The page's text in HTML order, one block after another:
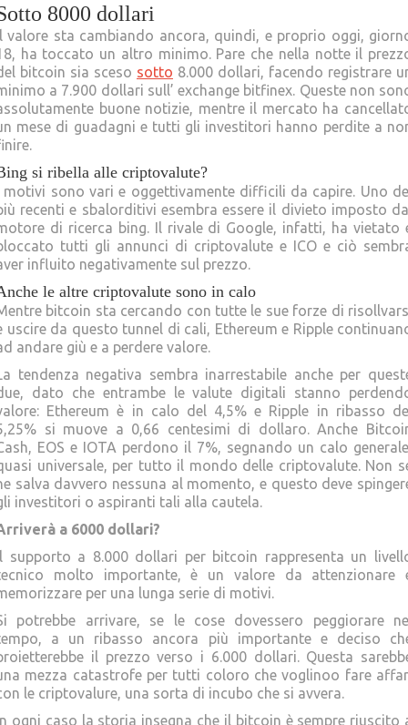
8000 dollari
valore sta cambiando ancora, quindi, e proprio oggi,
ha toccato un altro minimo. Pare che nella notte il
bitcoin sia sceso sotto 8.000 dollari, facendo registrare
a 7.900 dollari sull’ exchange bitfinex. Queste non
buone notizie, mentre il mercato ha
mese di guadagni e tutti gli investitori hanno perdite a
si ribella alle criptovalute?
motivi sono vari e oggettivamente difficili da capire. Uno
recenti e sbalorditivi esembra essere il divieto imposto
di ricerca bing. Il rivale di Google, infatti, ha vietato
tutti gli annunci di criptovalute e ICO e ciò
influito negativamente sul prezzo.
le altre criptovalute sono in calo
bitcoin sta cercando con tutte le sue forze di
uscire da questo tunnel di cali, Ethereum e Ripple
andare giù e a perdere valore.
tendenza negativa sembra inarrestabile anche per
dato che entrambe le valute digitali stanno
Ethereum è in calo del 4,5% e Ripple in ribasso
si muove a 0,66 centesimi di dollaro. Anche
EOS e IOTA perdono il 7%, segnando un calo
universale, per tutto il mondo delle criptovalute. Non
salva davvero nessuna al momento, e questo deve
investitori o aspiranti tali alla cautela.
a 6000 dollari?
supporto a 8.000 dollari per bitcoin rappresenta un
molto importante, è un valore da attenzionare
per una lunga serie di motivi.
potrebbe arrivare, se le cose dovessero peggiorare
a un ribasso ancora più importante e deciso
il prezzo verso i 6.000 dollari. Questa
mezza catastrofe per tutti coloro che voglinoo fare
le criptovalure, una sorta di incubo che si avvera.
ogni caso la storia insegna che il bitcoin è sempre riuscito